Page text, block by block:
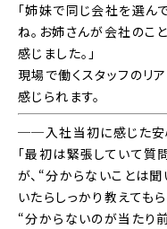
「姉妹で同じ会社を選ん
ね。お姉さんが会社のこ
感じました。」
現場で働くスタッフのリ
感じられます。
──入社当初に感じた安
「最初は緊張していて質
が、“分からないことは
いたらしっかり教えてもら
“分からないのが当たり